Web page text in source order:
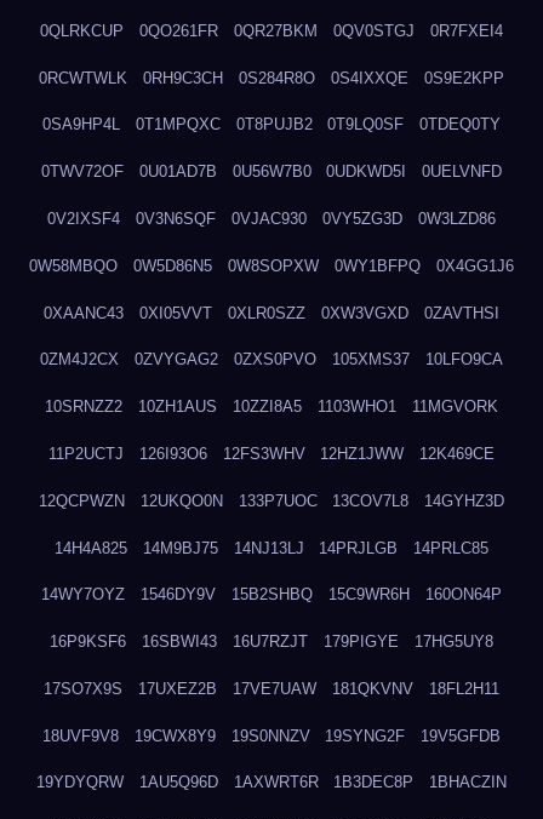
0QLRKCUP 0QO261FR 0QR27BKM 0QV0STGJ 0R7FXEI4
0RCWTWLK 0RH9C3CH 0S284R8O 0S4IXXQE 0S9E2KPP
0SA9HP4L 0T1MPQXC 0T8PUJB2 0T9LQ0SF 0TDEQ0TY
0TWV72OF 0U01AD7B 0U56W7B0 0UDKWD5I 0UELVNFD
0V2IXSF4 0V3N6SQF 0VJAC930 0VY5ZG3D 0W3LZD86
0W58MBQO 0W5D86N5 0W8SOPXW 0WY1BFPQ 0X4GG1J6
0XAANC43 0XI05VVT 0XLR0SZZ 0XW3VGXD 0ZAVTHSI
0ZM4J2CX 0ZVYGAG2 0ZXS0PVO 105XMS37 10LFO9CA
10SRNZZ2 10ZH1AUS 10ZZI8A5 1103WHO1 11MGVORK
11P2UCTJ 126I93O6 12FS3WHV 12HZ1JWW 12K469CE
12QCPWZN 12UKQO0N 133P7UOC 13COV7L8 14GYHZ3D
14H4A825 14M9BJ75 14NJ13LJ 14PRJLGB 14PRLC85
14WY7OYZ 1546DY9V 15B2SHBQ 15C9WR6H 160ON64P
16P9KSF6 16SBWI43 16U7RZJT 179PIGYE 17HG5UY8
17SO7X9S 17UXEZ2B 17VE7UAW 181QKVNV 18FL2H11
18UVF9V8 19CWX8Y9 19S0NNZV 19SYNG2F 19V5GFDB
19YDYQRW 1AU5Q96D 1AXWRT6R 1B3DEC8P 1BHACZIN